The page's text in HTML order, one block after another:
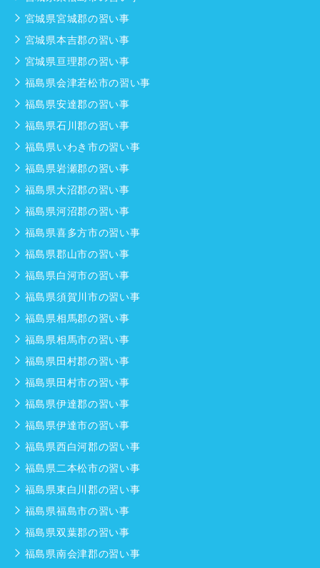
宮城県宮城郡の習い事
宮城県本吉郡の習い事
宮城県亘理郡の習い事
福島県会津若松市の習い事
福島県安達郡の習い事
福島県石川郡の習い事
福島県いわき市の習い事
福島県岩瀬郡の習い事
福島県大沼郡の習い事
福島県河沼郡の習い事
福島県喜多方市の習い事
福島県郡山市の習い事
福島県白河市の習い事
福島県須賀川市の習い事
福島県相馬郡の習い事
福島県相馬市の習い事
福島県田村郡の習い事
福島県田村市の習い事
福島県伊達郡の習い事
福島県伊達市の習い事
福島県西白河郡の習い事
福島県二本松市の習い事
福島県東白川郡の習い事
福島県福島市の習い事
福島県双葉郡の習い事
福島県南会津郡の習い事